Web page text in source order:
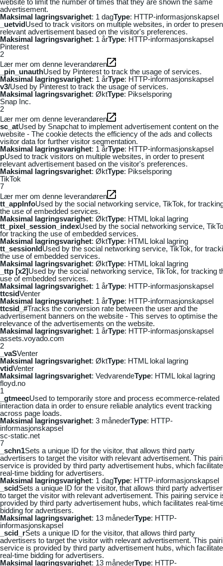
advertisement.
Maksimal lagringsvarighet: 1 dagType: HTTP-informasjonskapsel
_uetvidUsed to track visitors on multiple websites, in order to
relevant advertisement based on the visitor's preferences.
Maksimal lagringsvarighet: 1 årType: HTTP-informasjonskapsel
Pinterest
2
Lær mer om denne leverandøren
_pin_unauthUsed by Pinterest to track the usage of services.
Maksimal lagringsvarighet: 1 årType: HTTP-informasjonskapsel
v3/Used by Pinterest to track the usage of services.
Maksimal lagringsvarighet: ØktType: Pikselsporing
Snap Inc.
2
Lær mer om denne leverandøren
sc_atUsed by Snapchat to implement advertisement content on the
website - The cookie detects the efficiency of the ads and collects
visitor data for further visitor segmentation.
Maksimal lagringsvarighet: 1 årType: HTTP-informasjonskapsel
pUsed to track visitors on multiple websites, in order to present
relevant advertisement based on the visitor's preferences.
Maksimal lagringsvarighet: ØktType: Pikselsporing
TikTok
7
Lær mer om denne leverandøren
tt_appInfoUsed by the social networking service, TikTok, for
the use of embedded services.
Maksimal lagringsvarighet: ØktType: HTML lokal lagring
tt_pixel_session_indexUsed by the social networking service,
for tracking the use of embedded services.
Maksimal lagringsvarighet: ØktType: HTML lokal lagring
tt_sessionIdUsed by the social networking service, TikTok, for
the use of embedded services.
Maksimal lagringsvarighet: ØktType: HTML lokal lagring
_ttp [x2]Used by the social networking service, TikTok, for tracking
use of embedded services.
Maksimal lagringsvarighet: 1 årType: HTTP-informasjonskapsel
ttcsidVenter
Maksimal lagringsvarighet: 1 årType: HTTP-informasjonskapsel
ttcsid_#Tracks the conversion rate between the user and the
advertisement banners on the website - This serves to optimise the
relevance of the advertisements on the website.
Maksimal lagringsvarighet: 1 årType: HTTP-informasjonskapsel
assets.voyado.com
2
_vaSVenter
Maksimal lagringsvarighet: ØktType: HTML lokal lagring
vtidVenter
Maksimal lagringsvarighet: VedvarendeType: HTML lokal lagring
floyd.no
1
_gtmeecUsed to temporarily store and process ecommerce-related
interaction data in order to ensure reliable analytics event tracking
across page loads.
Maksimal lagringsvarighet: 3 månederType: HTTP-
informasjonskapsel
sc-static.net
7
_schn1Sets a unique ID for the visitor, that allows third party
advertisers to target the visitor with relevant advertisement. This
service is provided by third party advertisement hubs, which
real-time bidding for advertisers.
Maksimal lagringsvarighet: 1 dagType: HTTP-informasjonskapsel
_scidSets a unique ID for the visitor, that allows third party
to target the visitor with relevant advertisement. This pairing service
provided by third party advertisement hubs, which facilitates real-
bidding for advertisers.
Maksimal lagringsvarighet: 13 månederType: HTTP-
informasjonskapsel
_scid_rSets a unique ID for the visitor, that allows third party
advertisers to target the visitor with relevant advertisement. This
service is provided by third party advertisement hubs, which
real-time bidding for advertisers.
Maksimal lagringsvarighet: 13 månederType: HTTP-